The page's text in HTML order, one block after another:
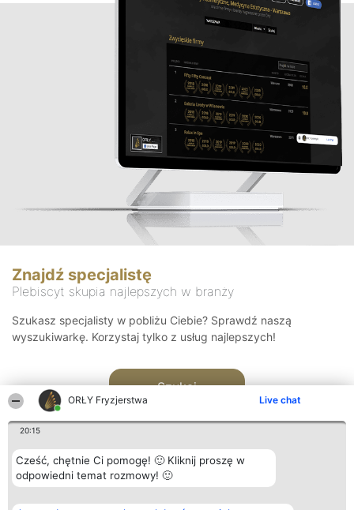
ORŁY Fryzjerstwa Live chat
20:15
Cześć, chętnie Ci pomogę! 🙂 Kliknij proszę w
odpowiedni temat rozmowy! 🙂
Znajdź specjalistę
Plebiscyt skupia najlepszych w branży
Szukasz specjalisty w pobliżu Ciebie? Sprawdź naszą
wyszukiwarkę. Korzystaj tylko z usług najlepszych!
Szukaj
Organizator plebiscytu Plebiscyt Kontakt